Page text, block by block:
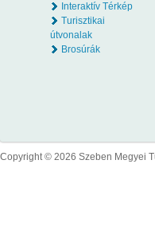
Interaktív Térkép
Turisztikai
útvonalak
Brosúrák
Copyright © 2026 Szeben Megyei